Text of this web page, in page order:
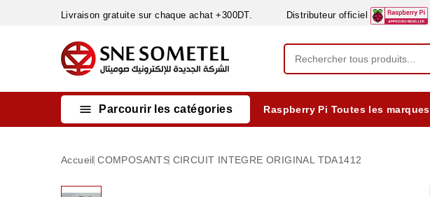
Livraison gratuite sur chaque achat +300DT. Distributeur officiel
 Parcourir les catégories Raspberry Pi Toutes les marques
Accueil COMPOSANTS CIRCUIT INTEGRE ORIGINAL TDA1412